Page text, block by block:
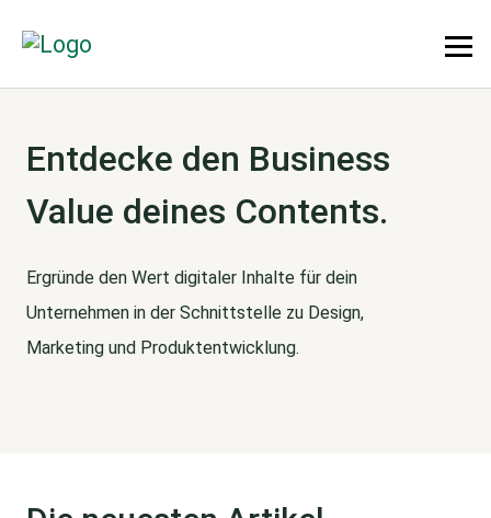
Entdecke den Business
Value deines Contents.
Ergründe den Wert digitaler Inhalte für dein
Unternehmen in der Schnittstelle zu Design,
Marketing und Produktentwicklung.